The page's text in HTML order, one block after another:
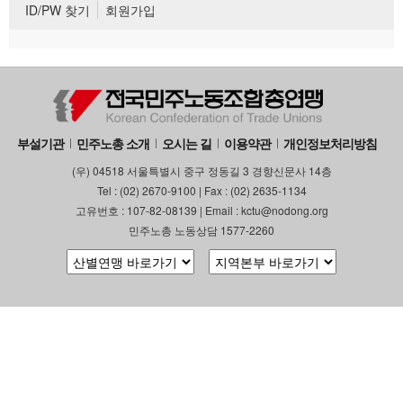
ID/PW 찾기 회원가입
부설기관 민주노총 소개 오시는 길 이용약관 개인정보처리방침
(우) 04518 서울특별시 중구 정동길 3 경향신문사 14층
Tel : (02) 2670-9100 | Fax : (02) 2635-1134
고유번호 : 107-82-08139 | Email : kctu@nodong.org
민주노총 노동상담 1577-2260